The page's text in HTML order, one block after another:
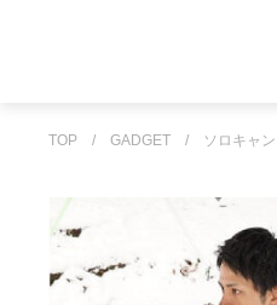
TOP / GADGET / ソロキャ